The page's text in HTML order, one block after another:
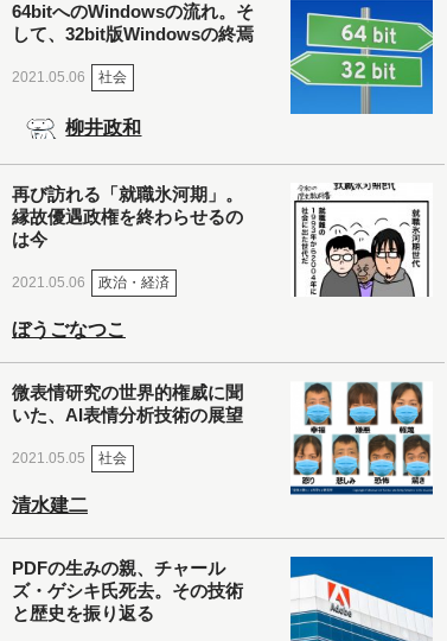
64bitへのWindowsの流れ。そ
して、32bit版Windowsの終焉
2021.05.06 社会
柳井政和
再び訪れる「就職氷河期」。
縁故優遇政権を終わらせるの
は今
2021.05.06 政治・経済
ぼうごなつこ
微表情研究の世界的権威に聞
いた、AI表情分析技術の展望
2021.05.05 社会
清水建二
PDFの生みの親、チャール
ズ・ゲシキ氏死去。その技術
と歴史を振り返る